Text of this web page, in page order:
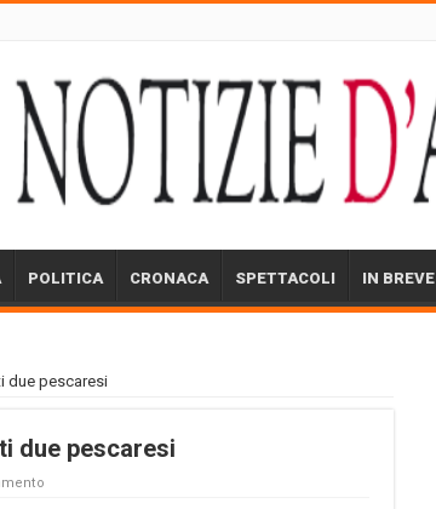
POLITICA CRONACA SPETTACOLI IN BREVE
due pescaresi
due pescaresi